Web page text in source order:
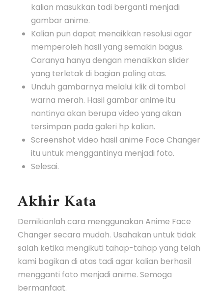
kalian masukkan tadi berganti menjadi
gambar anime.
Kalian pun dapat menaikkan resolusi agar
memperoleh hasil yang semakin bagus.
Caranya hanya dengan menaikkan slider
yang terletak di bagian paling atas.
Unduh gambarnya melalui klik di tombol
warna merah. Hasil gambar anime itu
nantinya akan berupa video yang akan
tersimpan pada galeri hp kalian.
Screenshot video hasil anime Face Changer
itu untuk menggantinya menjadi foto.
Selesai.
Akhir Kata
Demikianlah cara menggunakan Anime Face
Changer secara mudah. Usahakan untuk tidak
salah ketika mengikuti tahap-tahap yang telah
kami bagikan di atas tadi agar kalian berhasil
mengganti foto menjadi anime. Semoga
bermanfaat.